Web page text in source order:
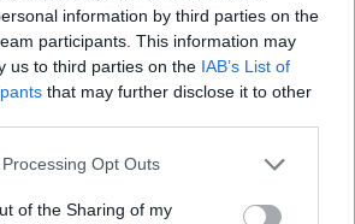
information by third parties on the
participants. This information may
us to third parties on the IAB’s List of
that may further disclose it to other
website/app uses one or more Google
or usage behaviour. You may click to
Opt Outs
of the Sharing of my
κάνει σκέψεις για το
και ανοιχτή κοινωνία των
πηγάδια) είναι ο
την ασφάλεια.